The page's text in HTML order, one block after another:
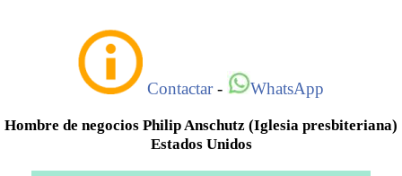
Contactar- WhatsApp
Hombre de negocios Philip Anschutz (Iglesia presbiteriana)
Estados Unidos